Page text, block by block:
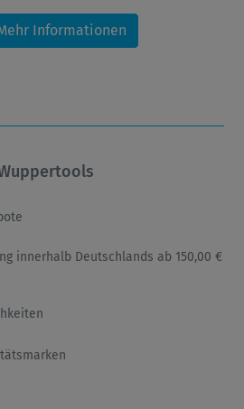
Informationen
innerhalb Deutschlands ab 150,00 €